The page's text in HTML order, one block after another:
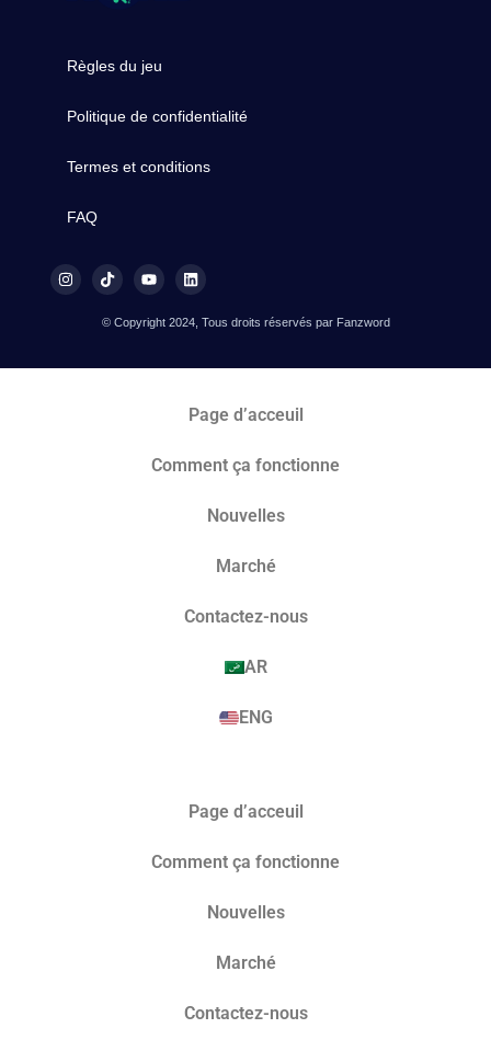
Règles du jeu
Politique de confidentialité
Termes et conditions
FAQ
© Copyright 2024, Tous droits réservés par Fanzword
Page d’acceuil
Comment ça fonctionne
Nouvelles
Marché​
Contactez-nous
AR
ENG
Page d’acceuil
Comment ça fonctionne
Nouvelles
Marché​
Contactez-nous